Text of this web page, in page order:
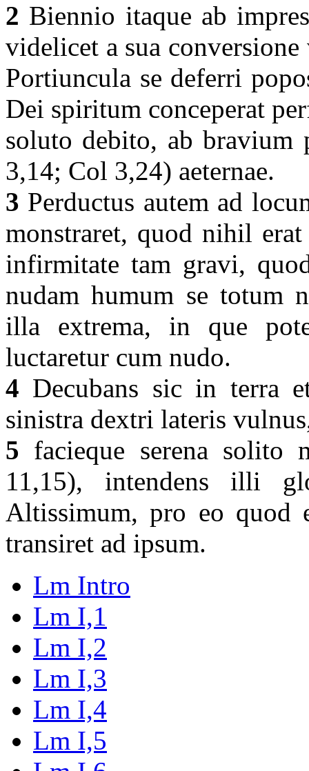
2 Biennio itaque ab
videlicet a sua
Portiuncula se deferri
Dei spiritum conceperat
soluto debito, ab bravium
3,14; Col 3,24) aeternae.
3 Perductus autem ad
monstraret, quod nihil
infirmitate tam gravi,
nudam humum se totum
illa extrema, in que
luctaretur cum nudo.
4 Decubans sic in terra
sinistra dextri lateris
5 facieque serena
11,15), intendens illi
Altissimum, pro eo quod
transiret ad ipsum.
Lm Intro
Lm I,1
Lm I,2
Lm I,3
Lm I,4
Lm I,5